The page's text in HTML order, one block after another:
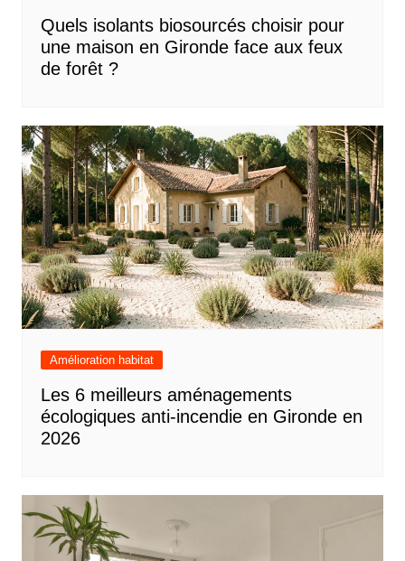
Quels isolants biosourcés choisir pour
une maison en Gironde face aux feux
de forêt ?
Amélioration habitat
Les 6 meilleurs aménagements
écologiques anti-incendie en Gironde en
2026